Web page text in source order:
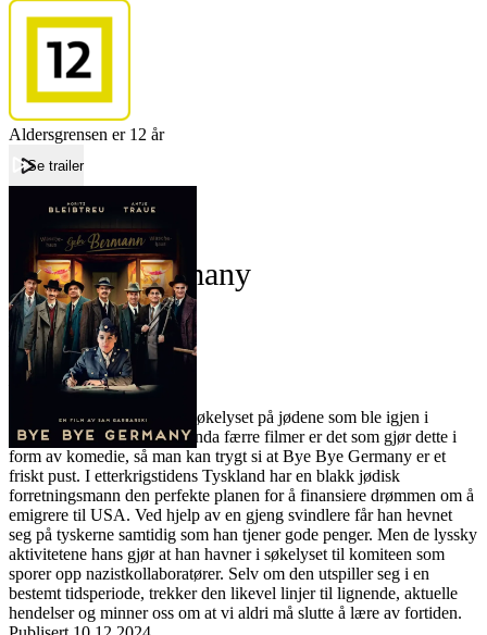
Aldersgrensen er 12 år
Se trailer
ForsideBye Bye Germany
Bye Bye Germany
Film
Forfatter:
Leverandør:
Norgesfilm AS
Lisens:
Det er få filmer som setter søkelyset på jødene som ble igjen i
Tyskland etter holocaust. Enda færre filmer er det som gjør dette i
form av komedie, så man kan trygt si at Bye Bye Germany er et
friskt pust. I etterkrigstidens Tyskland har en blakk jødisk
forretningsmann den perfekte planen for å finansiere drømmen om å
emigrere til USA. Ved hjelp av en gjeng svindlere får han hevnet
seg på tyskerne samtidig som han tjener gode penger. Men de lyssky
­aktivitetene hans gjør at han havner i søkelyset til komiteen som
sporer opp nazistkollaboratører. Selv om den utspiller seg i en
bestemt tidsperiode, trekker den likevel linjer til lignende, aktuelle
hendelser og minner oss om at vi aldri må slutte å lære av fortiden.